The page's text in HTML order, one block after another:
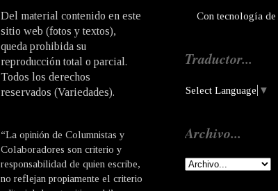
Del material contenido en este
sitio web (fotos y textos),
queda prohibida su
reproducción total o parcial.
Todos los derechos
reservados (Variedades).
“La opinión de Columnistas y
Colaboradores son criterio y
responsabilidad de quien escribe,
no reflejan propiamente el criterio
Con tecnología de
Traductor...
Select Language ▼
Archivo...